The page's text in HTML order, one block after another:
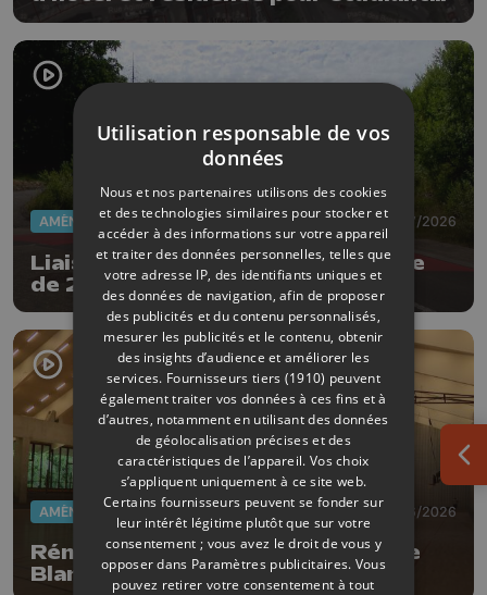
au Cadran
AMÉNAGEMENT DU TERRITOIRE 07/07/2026
Liaison Tihange-Tinlot : ouverture
de 2 nouveaux tronçons
AMÉNAGEMENT DU TERRITOIRE 27/06/2026
Rénovation en profondeur pour le
Blanc Gravier
Utilisation responsable de vos
données
Nous et nos partenaires utilisons des cookies
et des technologies similaires pour stocker et
accéder à des informations sur votre appareil
et traiter des données personnelles, telles que
votre adresse IP, des identifiants uniques et
des données de navigation, afin de proposer
des publicités et du contenu personnalisés,
mesurer les publicités et le contenu, obtenir
des insights d’audience et améliorer les
services. Fournisseurs tiers (1910) peuvent
également traiter vos données à ces fins et à
d’autres, notamment en utilisant des données
de géolocalisation précises et des
caractéristiques de l’appareil. Vos choix
s’appliquent uniquement à ce site web.
Certains fournisseurs peuvent se fonder sur
leur intérêt légitime plutôt que sur votre
consentement ; vous avez le droit de vous y
opposer dans Paramètres publicitaires. Vous
pouvez retirer votre consentement à tout